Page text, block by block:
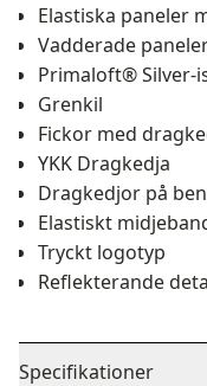
Elastiska paneler
Vadderade
Primaloft® Silver-
Grenkil
Fickor med
YKK Dragkedja
Dragkedjor på
Elastiskt
Tryckt logotyp
Reflekterande
Specifikationer